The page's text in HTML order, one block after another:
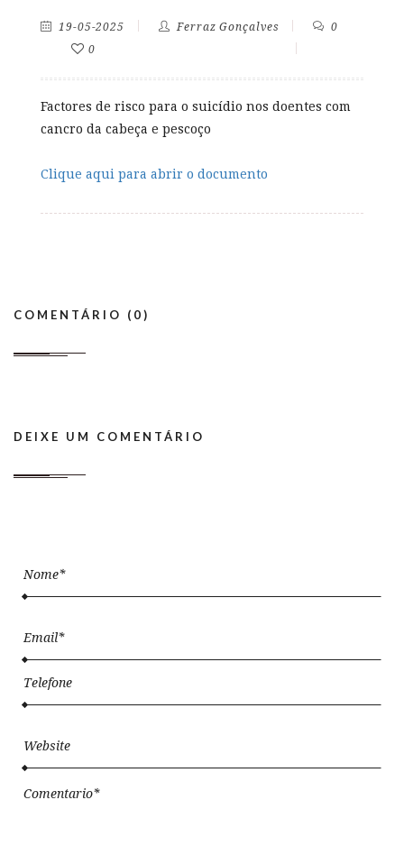
19-05-2025 Ferraz Gonçalves
0
0
Factores de risco para o suicídio nos doentes com
cancro da cabeça e pescoço
Clique aqui para abrir o documento
COMENTÁRIO (0)
DEIXE UM COMENTÁRIO